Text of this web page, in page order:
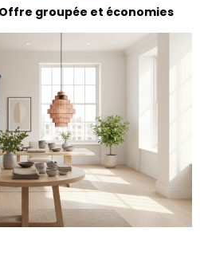
groupée et économies